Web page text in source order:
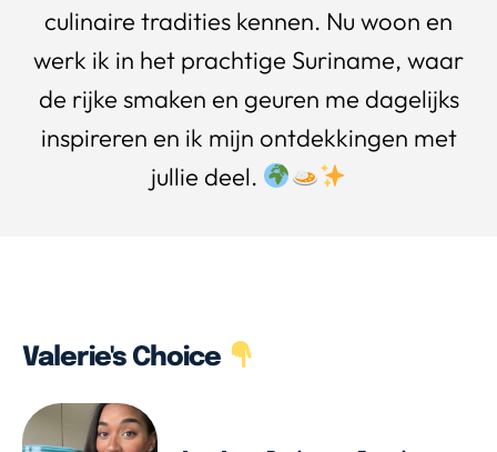
culinaire tradities kennen. Nu woon en
werk ik in het prachtige Suriname, waar
de rijke smaken en geuren me dagelijks
inspireren en ik mijn ontdekkingen met
jullie deel.
Valerie's Choice